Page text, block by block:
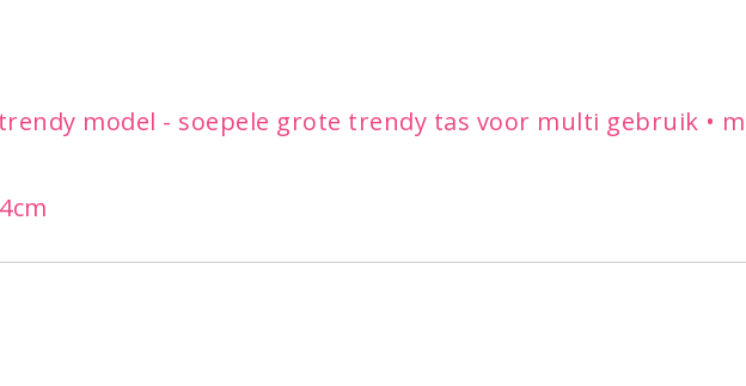
trendy model - soepele grote trendy tas voor multi gebruik •